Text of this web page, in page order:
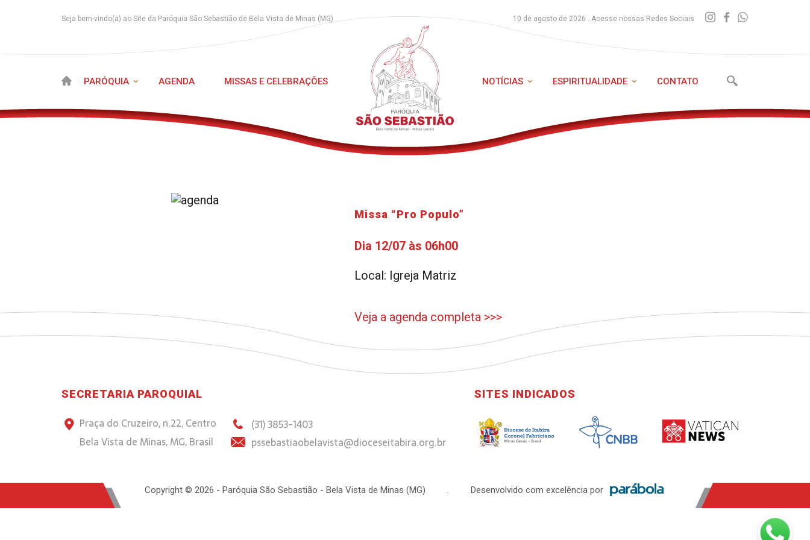
Seja bem-vindo(a) ao Site da Paróquia São Sebastião de Bela Vista de Minas (MG) 10 de agosto de 2026 . Acesse nossas Redes Sociais
PARÓQUIA AGENDA MISSAS E CELEBRAÇÕES NOTÍCIAS ESPIRITUALIDADE CONTATO
Missa “Pro Populo”
Dia 12/07 às 06h00
Local: Igreja Matriz
Veja a agenda completa >>>
SECRETARIA PAROQUIAL
Praça do Cruzeiro, n.22, Centro
Bela Vista de Minas, MG, Brasil
(31) 3853-1403
pssebastiaobelavista@dioceseitabira.org.br
SITES INDICADOS
Copyright © 2026 - Paróquia São Sebastião - Bela Vista de Minas (MG) . Desenvolvido com excelência por